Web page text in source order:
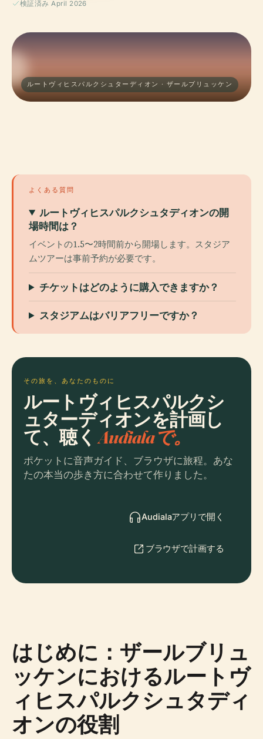
検証済み April 2026
ルートヴィヒスパルクシュターディオン · ザールブリュッケン
よくある質問
ルートヴィヒスパルクシュタディオンの開
場時間は？
イベントの1.5〜2時間前から開場します。スタジア
ムツアーは事前予約が必要です。
チケットはどのように購入できますか？
スタジアムはバリアフリーですか？
その旅を、あなたのものに
ルートヴィヒスパルクシ
ュターディオンを計画し
て、聴くAudialaで。
ポケットに音声ガイド、ブラウザに旅程。あな
たの本当の歩き方に合わせて作りました。
Audialaアプリで開く
ブラウザで計画する
はじめに：ザールブリュ
ッケンにおけるルートヴ
ィヒスパルクシュタディ
オンの役割